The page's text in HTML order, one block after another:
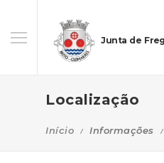
Junta de
Localização
Início Informações